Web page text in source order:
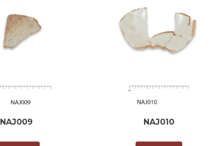
NAJ009 NAJ010